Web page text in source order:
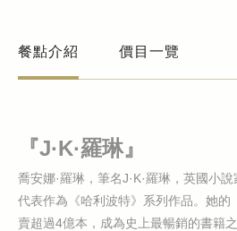
餐點介紹 價目一覽
『J·K·羅琳』
喬安娜·羅琳，筆名J·K·羅琳，英國小
代表作為《哈利波特》系列作品。她的
賣超過4億本，成為史上最暢銷的書籍